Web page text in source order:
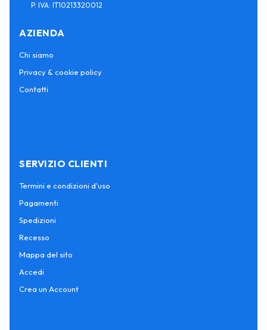
P. IVA: IT10213320012
AZIENDA
Chi siamo
Privacy & cookie policy
Contatti
SERVIZIO CLIENTI
Termini e condizioni d'uso
Pagamenti
Spedizioni
Recesso
Mappa del sito
Accedi
Crea un Account